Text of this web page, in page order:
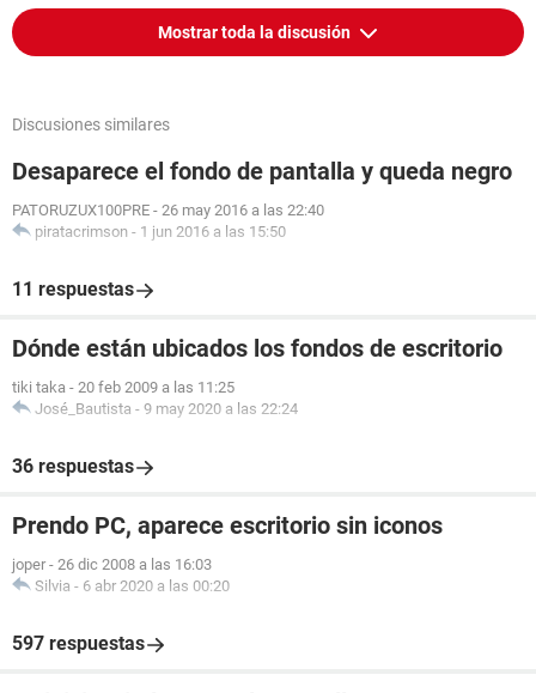
Mostrar toda la discusión
Discusiones similares
Desaparece el fondo de pantalla y queda negro
PATORUZUX100PRE - 26 may 2016 a las 22:40
piratacrimson - 1 jun 2016 a las 15:50
11 respuestas
Dónde están ubicados los fondos de escritorio
tiki taka - 20 feb 2009 a las 11:25
José_Bautista - 9 may 2020 a las 22:24
36 respuestas
Prendo PC, aparece escritorio sin iconos
joper - 26 dic 2008 a las 16:03
Silvia - 6 abr 2020 a las 00:20
597 respuestas